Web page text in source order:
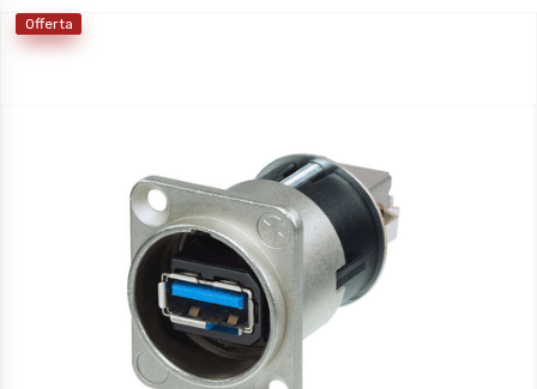
Attenzione! Non utilizzabile con I connettori da pannello
NE8FDY-C6 ed NE8FDY-C6-B.
Offerta